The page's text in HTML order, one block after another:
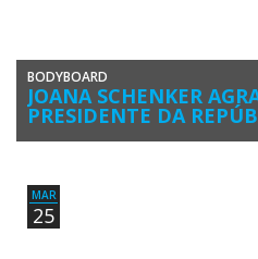
BODYBOARD
JOANA SCHENKER
PRESIDENTE DA
A atleta algarvia Joana Schenker foi
MAR
25